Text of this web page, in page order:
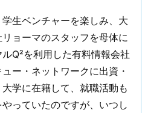
生ベンチャーを楽しみ、大
ョーマのスタッフを母体に
Q²を利用した有料情報会社
ー・ネットワークに出資・
学に在籍して、就職活動も
っていたのですが、いつし